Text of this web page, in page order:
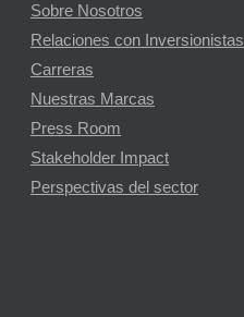
Sobre Nosotros
Relaciones con Inversionistas
Carreras
Nuestras Marcas
Press Room
Stakeholder Impact
Perspectivas del sector